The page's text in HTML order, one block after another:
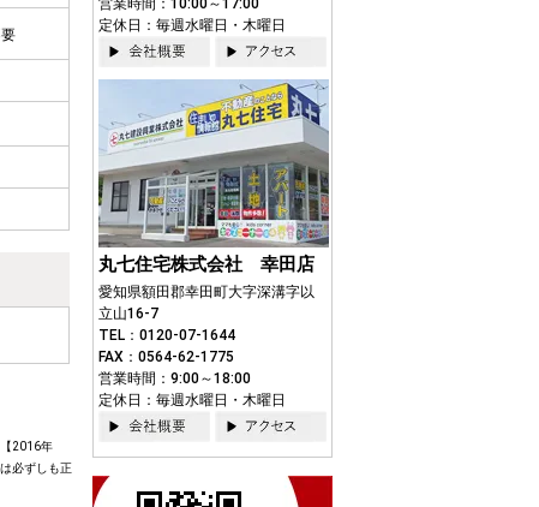
2016年
必ずしも正
営業時間：10:00～17:00
定休日：毎週水曜日・木曜日
丸七住宅株式会社 幸田店
愛知県額田郡幸田町大字深溝字以
立山16-7
TEL：0120-07-1644
FAX：0564-62-1775
営業時間：9:00～18:00
定休日：毎週水曜日・木曜日